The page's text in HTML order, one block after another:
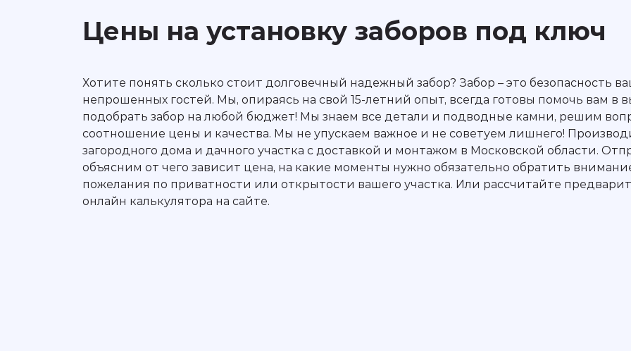
Цены на установку заборов под ключ
Хотите понять сколько стоит долговечный надежный забор? Забор – это безопасность
непрошенных гостей. Мы, опираясь на свой 15-летний опыт, всегда готовы помочь вам в
подобрать забор на любой бюджет! Мы знаем все детали и подводные камни, решим
соотношение цены и качества. Мы не упускаем важное и не советуем лишнего!
загородного дома и дачного участка с доставкой и монтажом в Московской области.
объясним от чего зависит цена, на какие моменты нужно обязательно обратить
пожелания по приватности или открытости вашего участка. Или рассчитайте
онлайн калькулятора на сайте.